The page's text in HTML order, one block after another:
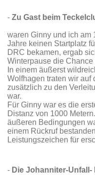
- Zu Gast beim
waren Ginny und ich am
Jahre keinen Startplatz
DRC bekamen, ergab
Winterpause die
In einem äußerst
Wolfhagen traten wir auf
zusätzlich zu den
war.
Für Ginny war es die
Distanz von 1000
äußeren Bedingungen
einem Rückruf
Leistungszeichen für
- Die Johanniter-Unfall-